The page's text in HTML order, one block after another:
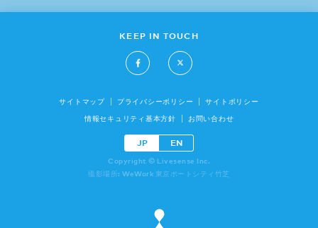
KEEP IN TOUCH
サイトマップ プライバシーポリシー サイトポリシー
情報セキュリティ基本方針 お問い合わせ
JP EN
Copyright © Livesense Inc.
撮影場所: WeWork 東京ポートシティ竹芝